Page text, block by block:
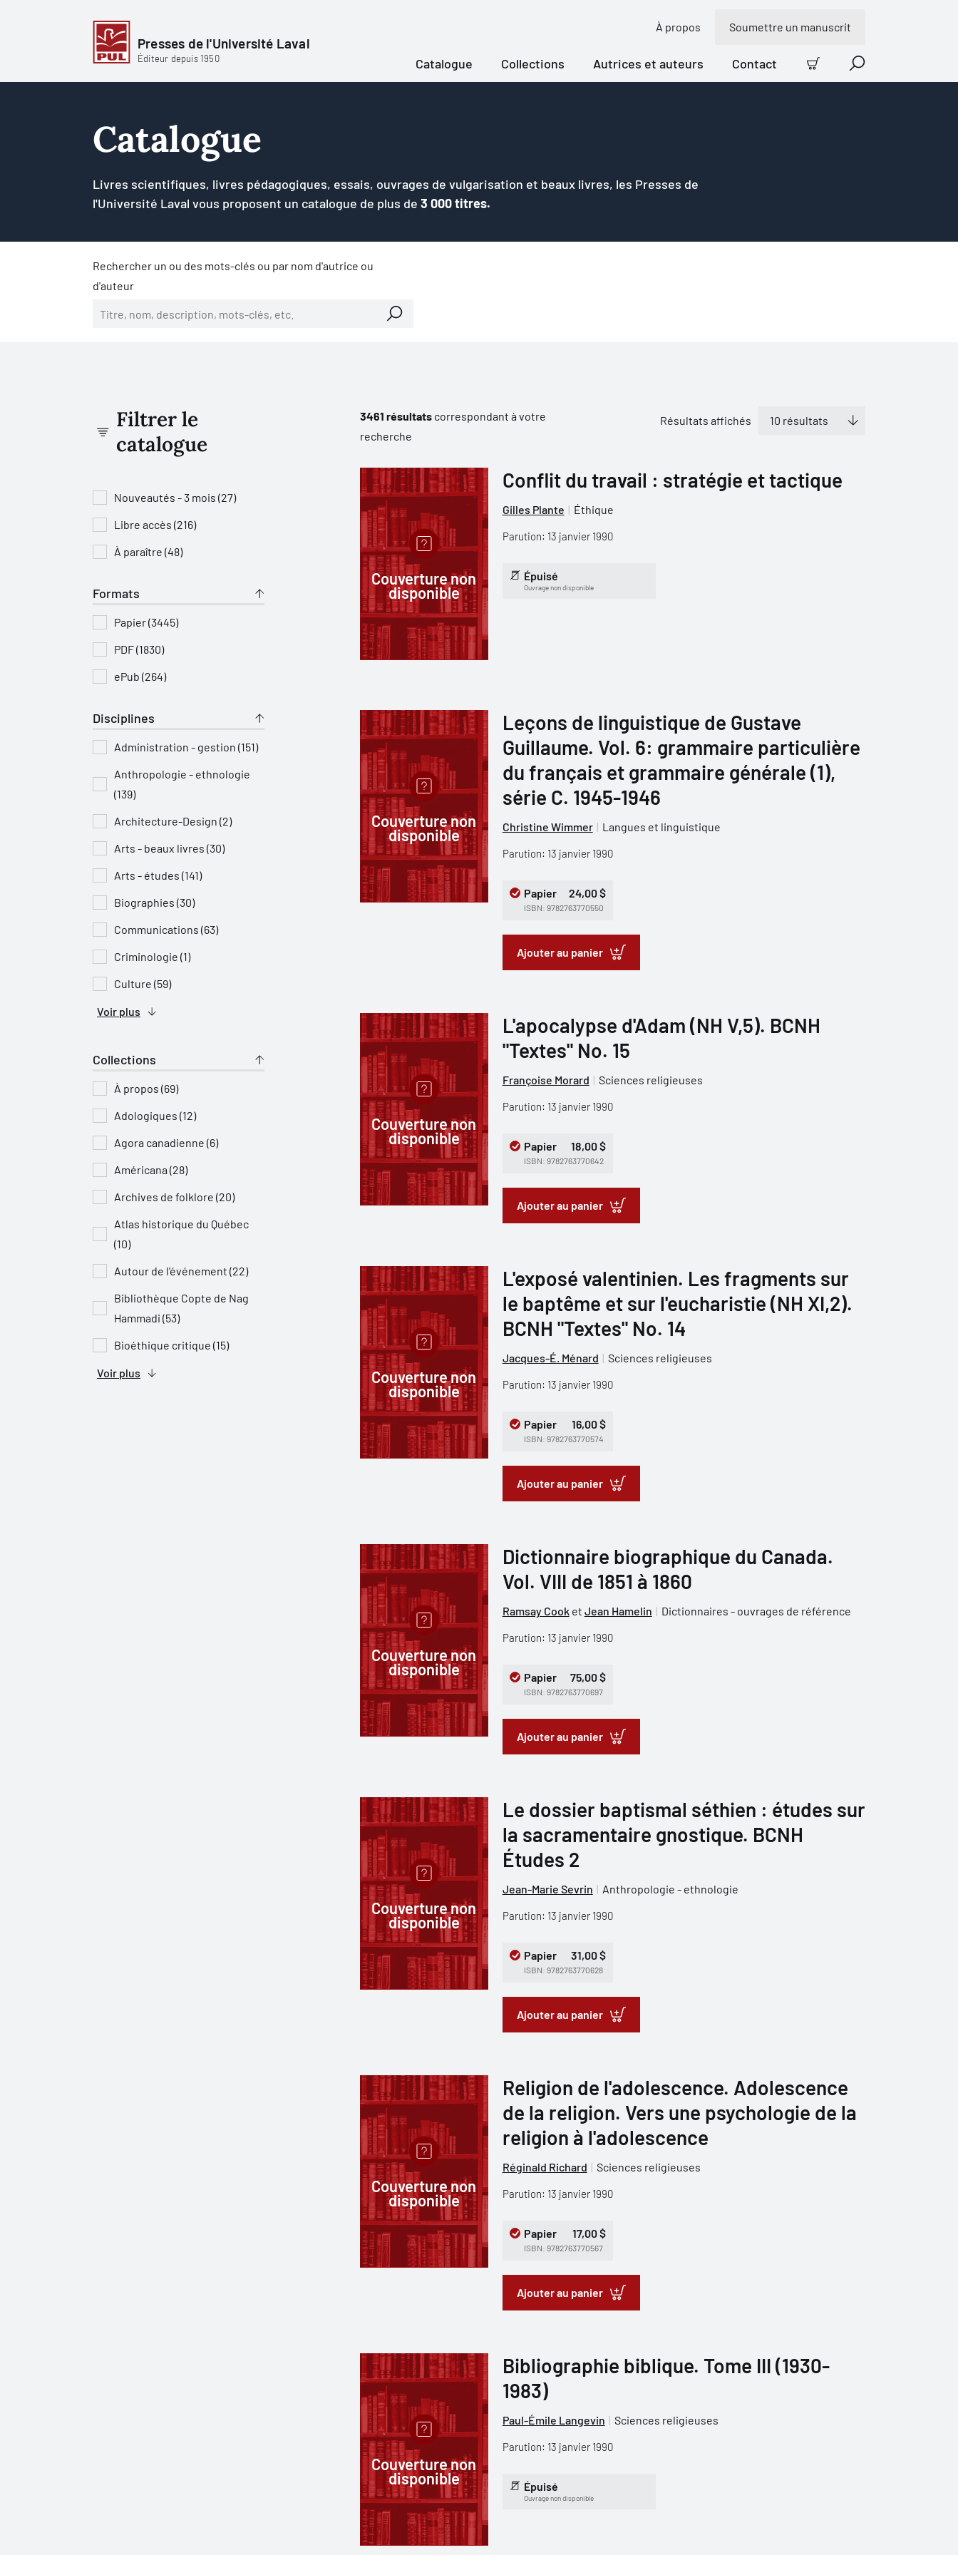
Presses de l'Université Laval
Éditeur depuis 1950
À propos Soumettre un manuscrit
Catalogue Collections Autrices et auteurs Contact
Panier Recherche
Catalogue
Livres scientifiques, livres pédagogiques, essais, ouvrages de vulgarisation et beaux livres, les Presses de
l'Université Laval vous proposent un catalogue de plus de 3 000 titres.
Rechercher un ou des mots-clés ou par nom d'autrice ou
d'auteur
Filtrer le
catalogue
Nouveautés - 3 mois (27)
Libre accès (216)
À paraître (48)
Formats
Papier (3445)
PDF (1830)
ePub (264)
Disciplines
Administration - gestion (151)
Anthropologie - ethnologie
(139)
Architecture-Design (2)
Arts - beaux livres (30)
Arts - études (141)
Biographies (30)
Communications (63)
Criminologie (1)
Culture (59)
Voir plus
Collections
À propos (69)
Adologiques (12)
Agora canadienne (6)
Américana (28)
Archives de folklore (20)
Atlas historique du Québec
(10)
Autour de l'événement (22)
Bibliothèque Copte de Nag
Hammadi (53)
Bioéthique critique (15)
Voir plus
3461 résultatscorrespondant à votre
recherche
Résultats affichés
Couverture non
disponible
Conflit du travail : stratégie et tactique
Gilles Plante Éthique
Parution: 13 janvier 1990
Épuisé
Ouvrage non disponible
Couverture non
disponible
Leçons de linguistique de Gustave
Guillaume. Vol. 6: grammaire particulière
du français et grammaire générale (1),
série C. 1945-1946
Christine Wimmer Langues et linguistique
Parution: 13 janvier 1990
Papier 24,00 $
ISBN: 9782763770550
Ajouter au panier
Couverture non
disponible
L'apocalypse d'Adam (NH V,5). BCNH
"Textes" No. 15
Françoise Morard Sciences religieuses
Parution: 13 janvier 1990
Papier 18,00 $
ISBN: 9782763770642
Ajouter au panier
Couverture non
disponible
L'exposé valentinien. Les fragments sur
le baptême et sur l'eucharistie (NH XI,2).
BCNH "Textes" No. 14
Jacques-É. Ménard Sciences religieuses
Parution: 13 janvier 1990
Papier 16,00 $
ISBN: 9782763770574
Ajouter au panier
Couverture non
disponible
Dictionnaire biographique du Canada.
Vol. VIII de 1851 à 1860
Ramsay Cooket Jean Hamelin Dictionnaires - ouvrages de référence
Parution: 13 janvier 1990
Papier 75,00 $
ISBN: 9782763770697
Ajouter au panier
Couverture non
disponible
Le dossier baptismal séthien : études sur
la sacramentaire gnostique. BCNH
Études 2
Jean-Marie Sevrin Anthropologie - ethnologie
Parution: 13 janvier 1990
Papier 31,00 $
ISBN: 9782763770628
Ajouter au panier
Couverture non
disponible
Religion de l'adolescence. Adolescence
de la religion. Vers une psychologie de la
religion à l'adolescence
Réginald Richard Sciences religieuses
Parution: 13 janvier 1990
Papier 17,00 $
ISBN: 9782763770567
Ajouter au panier
Couverture non
disponible
Bibliographie biblique. Tome III (1930-
1983)
Paul-Émile Langevin Sciences religieuses
Parution: 13 janvier 1990
Épuisé
Ouvrage non disponible